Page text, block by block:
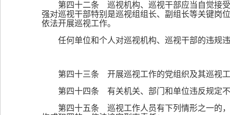
第四十二条 巡视机构、巡视干部应当自觉接
强对巡视干部特别是巡视组组长、副组长等关键岗
依法开展巡视工作。
任何单位和个人对巡视机构、巡视干部的违规
第四十三条 开展巡视工作的党组织及其巡视
第四十四条 有关机关、部门和单位违反规定
第四十五条 巡视工作人员有下列情形之一的